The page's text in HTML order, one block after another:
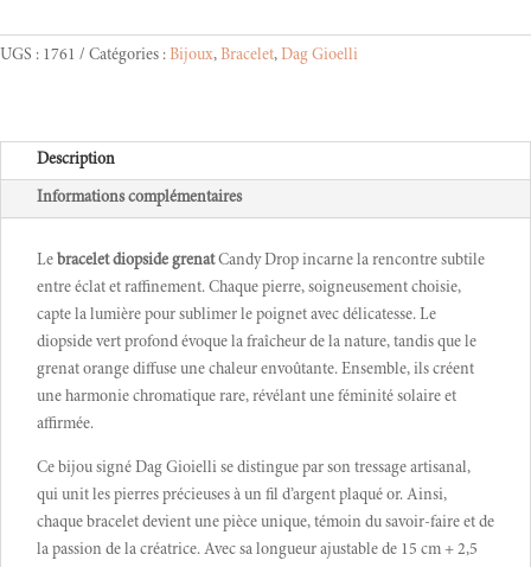
UGS : 1761 Catégories : Bijoux, Bracelet, Dag Gioelli
Description
Informations complémentaires
Le bracelet diopside grenatCandy Drop incarne la rencontre subtile
entre éclat et raffinement. Chaque pierre, soigneusement choisie,
capte la lumière pour sublimer le poignet avec délicatesse. Le
diopside vert profond évoque la fraîcheur de la nature, tandis que le
grenat orange diffuse une chaleur envoûtante. Ensemble, ils créent
une harmonie chromatique rare, révélant une féminité solaire et
affirmée.
Ce bijou signé Dag Gioielli se distingue par son tressage artisanal,
qui unit les pierres précieuses à un fil d’argent plaqué or. Ainsi,
chaque bracelet devient une pièce unique, témoin du savoir-faire et de
la passion de la créatrice. Avec sa longueur ajustable de 15 cm + 2,5